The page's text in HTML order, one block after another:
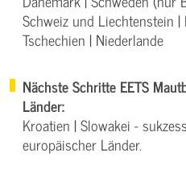
Schweiz und Liechtenstein
Tschechien | Niederlande
Nächste Schritte EETS
Länder:
Kroatien | Slowakei -
europäischer Länder.